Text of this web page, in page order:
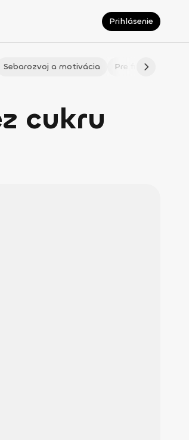
Prihlásenie
Sebarozvoj a motivácia Pre fitmaminky
cukru